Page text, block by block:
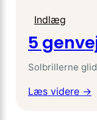
Indlæg
5
Solbrillerne
Læs videre →